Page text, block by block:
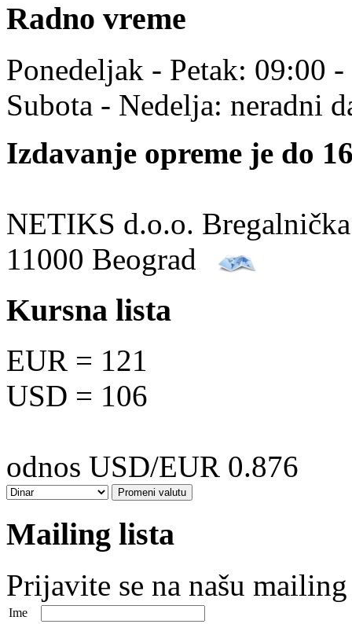
Radno vreme
Ponedeljak - Petak: 09:00
Subota - Nedelja: neradni
Izdavanje opreme je do
NETIKS d.o.o.
11000 Beograd
Kursna lista
EUR = 121
USD = 106
odnos USD/EUR 0.876
Mailing lista
Prijavite se na našu
Ime